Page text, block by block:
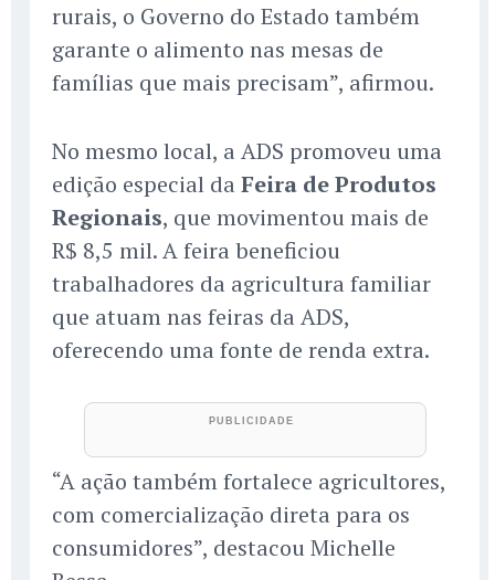
rurais, o Governo do Estado também
garante o alimento nas mesas de
famílias que mais precisam”, afirmou.
No mesmo local, a ADS promoveu uma
edição especial da Feira de Produtos
Regionais, que movimentou mais de
R$ 8,5 mil. A feira beneficiou
trabalhadores da agricultura familiar
que atuam nas feiras da ADS,
oferecendo uma fonte de renda extra.
“A ação também fortalece agricultores,
com comercialização direta para os
consumidores”, destacou Michelle